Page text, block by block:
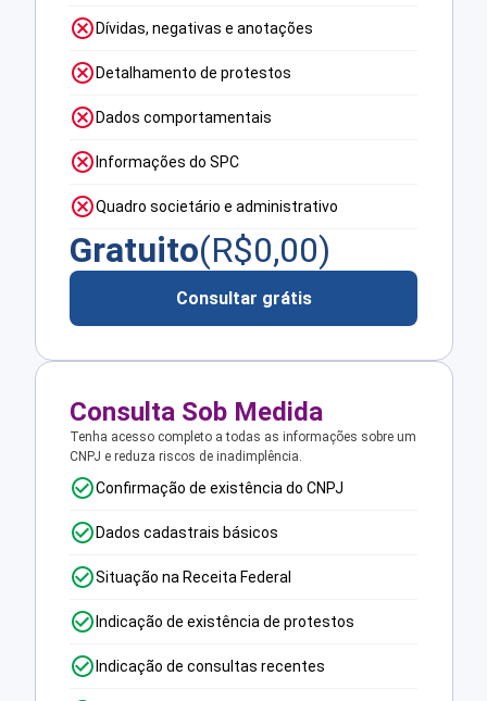
Dívidas, negativas e anotações
Detalhamento de protestos
Dados comportamentais
Informações do SPC
Quadro societário e administrativo
Gratuito(R$0,00)
Consultar grátis
Consulta Sob Medida
Tenha acesso completo a todas as informações sobre um
CNPJ e reduza riscos de inadimplência.
Confirmação de existência do CNPJ
Dados cadastrais básicos
Situação na Receita Federal
Indicação de existência de protestos
Indicação de consultas recentes